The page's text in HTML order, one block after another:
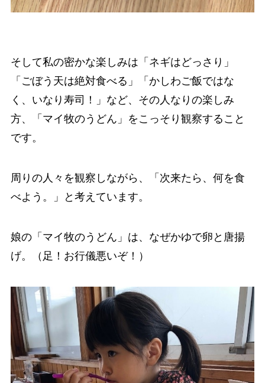
そして私の密かな楽しみは「ネギはどっさり」
「ごぼう天は絶対食べる」「かしわご飯ではな
く、いなり寿司！」など、その人なりの楽しみ
方、「マイ牧のうどん」をこっそり観察すること
です。
周りの人々を観察しながら、「次来たら、何を食
べよう。」と考えています。
娘の「マイ牧のうどん」は、なぜかゆで卵と唐揚
げ。（足！お行儀悪いぞ！）